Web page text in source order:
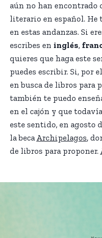
aún no han encontrado
literario en español. He
en estas andanzas. Si
escribes en inglés,
quieres que haga este
puedes escribir. Si, por
en busca de libros para
también te puedo
en el cajón y que
este sentido, en agosto
la becaArchipelagos,
de libros para proponer.